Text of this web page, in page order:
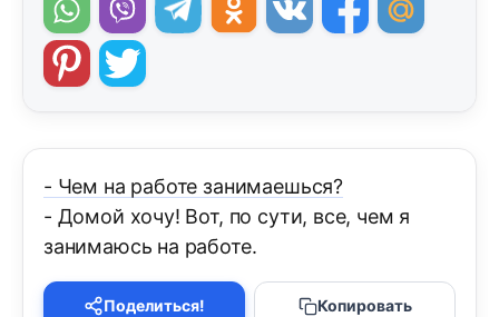
- Чем на работе занимаешься?
- Домой хочу! Вот, по сути, все, чем я
занимаюсь на работе.
Поделиться! Копировать